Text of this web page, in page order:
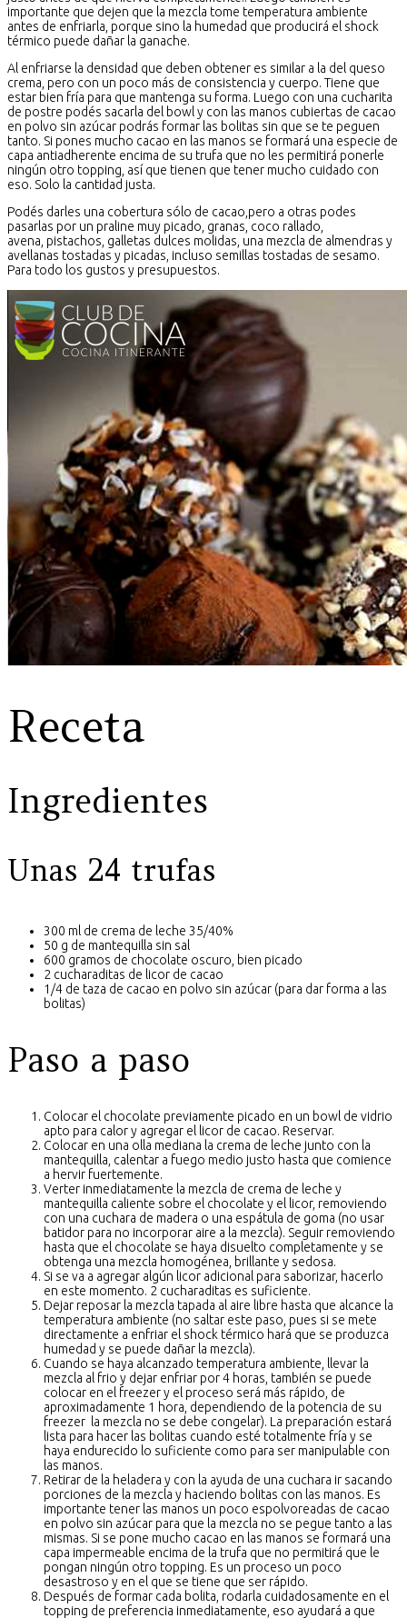
importante que dejen que la mezcla tome temperatura ambiente
antes de enfriarla, porque sino la humedad que producirá el shock
térmico puede dañar la ganache.
Al enfriarse la densidad que deben obtener es similar a la del queso
crema, pero con un poco más de consistencia y cuerpo. Tiene que
estar bien fría para que mantenga su forma. Luego con una cucharita
de postre podés sacarla del bowl y con las manos cubiertas de cacao
en polvo sin azúcar podrás formar las bolitas sin que se te peguen
tanto. Si pones mucho cacao en las manos se formará una especie de
capa antiadherente encima de su trufa que no les permitirá ponerle
ningún otro topping, así que tienen que tener mucho cuidado con
eso. Solo la cantidad justa.
Podés darles una cobertura sólo de cacao,pero a otras podes
pasarlas por un praline muy picado, granas, coco rallado,
avena, pistachos, galletas dulces molidas, una mezcla de almendras y
avellanas tostadas y picadas, incluso semillas tostadas de sesamo.
Para todo los gustos y presupuestos.
Receta
Ingredientes
Unas 24 trufas
300 ml de crema de leche 35/40%
50 g de mantequilla sin sal
600 gramos de chocolate oscuro, bien picado
2 cucharaditas de licor de cacao
1/4 de taza de cacao en polvo sin azúcar (para dar forma a las
bolitas)
Paso a paso
Colocar el chocolate previamente picado en un bowl de vidrio
apto para calor y agregar el licor de cacao. Reservar.
Colocar en una olla mediana la crema de leche junto con la
mantequilla, calentar a fuego medio justo hasta que comience
a hervir fuertemente.
Verter inmediatamente la mezcla de crema de leche y
mantequilla caliente sobre el chocolate y el licor, removiendo
con una cuchara de madera o una espátula de goma (no usar
batidor para no incorporar aire a la mezcla). Seguir removiendo
hasta que el chocolate se haya disuelto completamente y se
obtenga una mezcla homogénea, brillante y sedosa.
Si se va a agregar algún licor adicional para saborizar, hacerlo
en este momento. 2 cucharaditas es suficiente.
Dejar reposar la mezcla tapada al aire libre hasta que alcance la
temperatura ambiente (no saltar este paso, pues si se mete
directamente a enfriar el shock térmico hará que se produzca
humedad y se puede dañar la mezcla).
Cuando se haya alcanzado temperatura ambiente, llevar la
mezcla al frio y dejar enfriar por 4 horas, también se puede
colocar en el freezer y el proceso será más rápido, de
aproximadamente 1 hora, dependiendo de la potencia de su
freezer la mezcla no se debe congelar). La preparación estará
lista para hacer las bolitas cuando esté totalmente fría y se
haya endurecido lo suficiente como para ser manipulable con
las manos.
Retirar de la heladera y con la ayuda de una cuchara ir sacando
porciones de la mezcla y haciendo bolitas con las manos. Es
importante tener las manos un poco espolvoreadas de cacao
en polvo sin azúcar para que la mezcla no se pegue tanto a las
mismas. Si se pone mucho cacao en las manos se formará una
capa impermeable encima de la trufa que no permitirá que le
pongan ningún otro topping. Es un proceso un poco
desastroso y en el que se tiene que ser rápido.
Después de formar cada bolita, rodarla cuidadosamente en el
topping de preferencia inmediatamente, eso ayudará a que